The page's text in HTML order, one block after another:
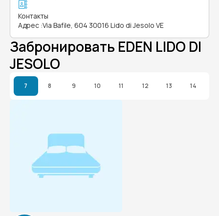
Контакты
Адрес :Via Bafile, 604 30016 Lido di Jesolo VE
Забронировать EDEN LIDO DI
JESOLO
7 8 9 10 11 12 13 14